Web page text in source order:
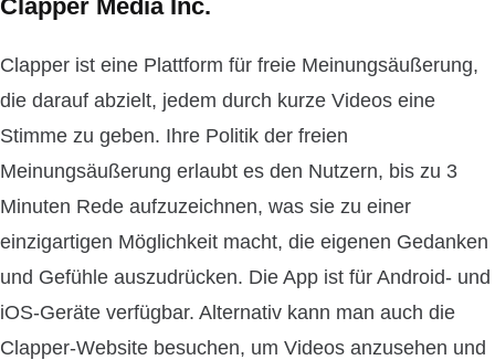
Clapper Media Inc.
Clapper ist eine Plattform für freie Meinungsäußerung,
die darauf abzielt, jedem durch kurze Videos eine
Stimme zu geben. Ihre Politik der freien
Meinungsäußerung erlaubt es den Nutzern, bis zu 3
Minuten Rede aufzuzeichnen, was sie zu einer
einzigartigen Möglichkeit macht, die eigenen Gedanken
und Gefühle auszudrücken. Die App ist für Android- und
iOS-Geräte verfügbar. Alternativ kann man auch die
Clapper-Website besuchen, um Videos anzusehen und